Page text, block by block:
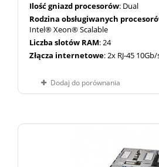
Ilość gniazd procesorów: Dual
Rodzina obsługiwanych
Intel® Xeon® Scalable
Liczba slotów RAM: 24
Złącza internetowe: 2x RJ-45 10Gb/
Dodaj do porównania